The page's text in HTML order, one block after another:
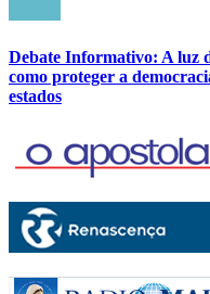
Debate Informativo: A luz
como proteger a
estados